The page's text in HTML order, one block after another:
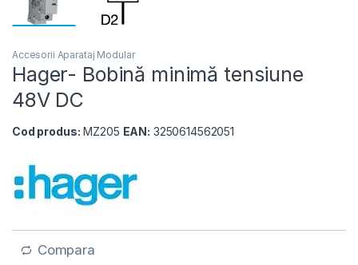
Accesorii Aparataj Modular
Hager- Bobină minimă tensiune
48V DC
Cod produs: MZ205 EAN: 3250614562051
Compara